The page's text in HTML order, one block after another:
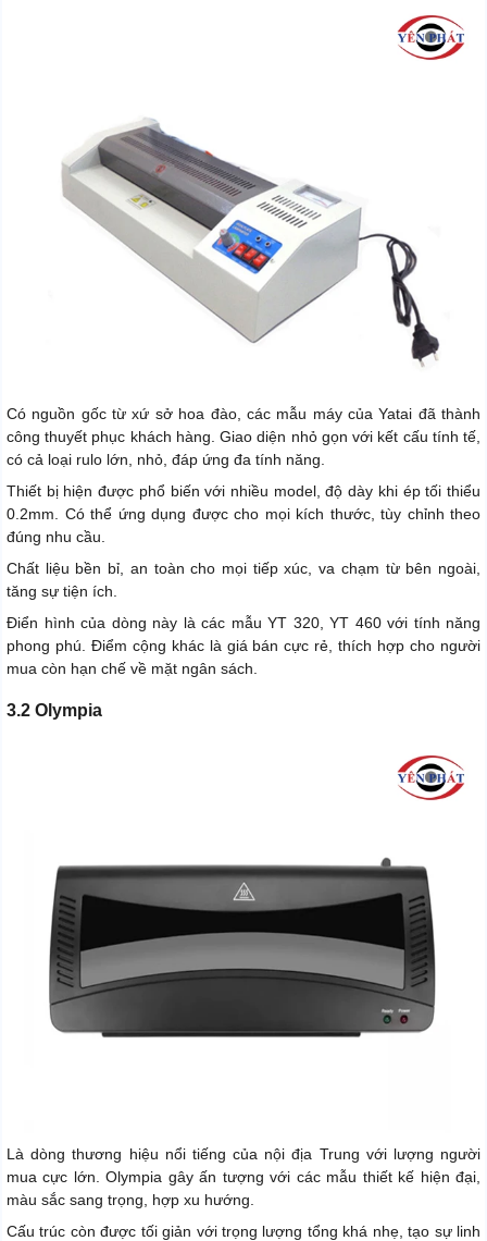
Có nguồn gốc từ xứ sở hoa đào, các mẫu máy của Yatai đã thành
công thuyết phục khách hàng. Giao diện nhỏ gọn với kết cấu tính tế,
có cả loại rulo lớn, nhỏ, đáp ứng đa tính năng.
Thiết bị hiện được phổ biến với nhiều model, độ dày khi ép tối thiểu
0.2mm. Có thể ứng dụng được cho mọi kích thước, tùy chỉnh theo
đúng nhu cầu.
Chất liệu bền bỉ, an toàn cho mọi tiếp xúc, va chạm từ bên ngoài,
tăng sự tiện ích.
Điển hình của dòng này là các mẫu YT 320, YT 460 với tính năng
phong phú. Điểm cộng khác là giá bán cực rẻ, thích hợp cho người
mua còn hạn chế về mặt ngân sách.
3.2 Olympia
Là dòng thương hiệu nổi tiếng của nội địa Trung với lượng người
mua cực lớn. Olympia gây ấn tượng với các mẫu thiết kế hiện đại,
màu sắc sang trọng, hợp xu hướng.
Cấu trúc còn được tối giản với trọng lượng tổng khá nhẹ, tạo sự linh